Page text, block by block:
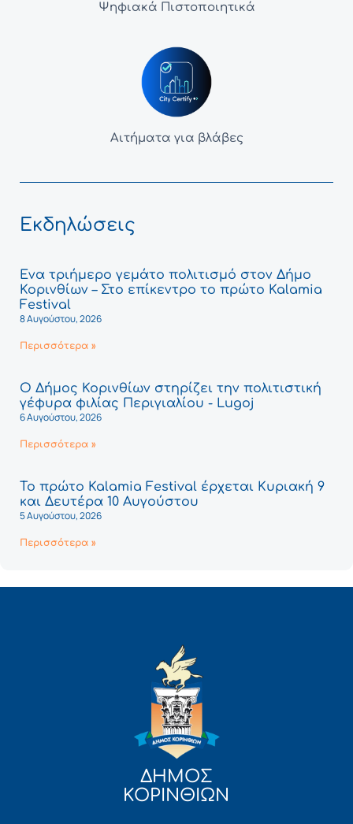
Ψηφιακά Πιστοποιητικά
Αιτήματα για βλάβες
Εκδηλώσεις
Ένα τριήμερο γεμάτο πολιτισμό στον Δήμο
Κορινθίων – Στο επίκεντρο το πρώτο Kalamia
Festival
8 Αυγούστου, 2026
Περισσότερα »
Ο Δήμος Κορινθίων στηρίζει την πολιτιστική
γέφυρα φιλίας Περιγιαλίου - Lugoj
6 Αυγούστου, 2026
Περισσότερα »
Το πρώτο Kalamia Festival έρχεται Κυριακή 9
και Δευτέρα 10 Αυγούστου
5 Αυγούστου, 2026
Περισσότερα »
ΔΗΜΟΣ
ΚΟΡΙΝΘΙΩΝ